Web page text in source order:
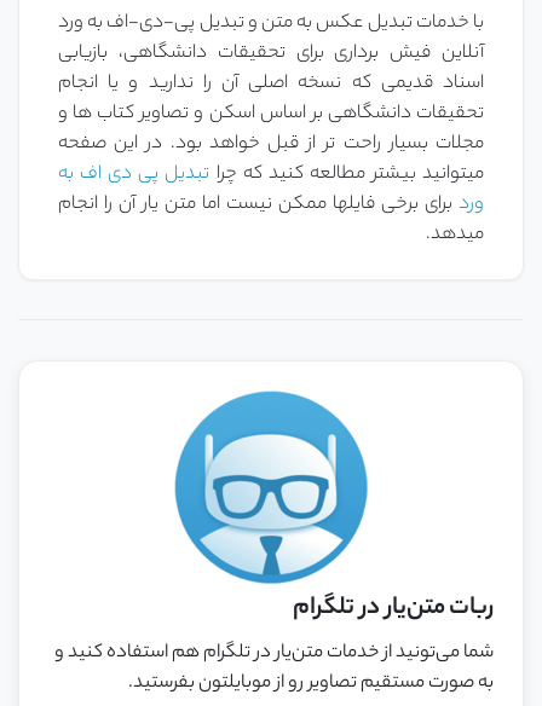
با خدمات تبدیل عکس به متن و تبدیل پی-دی-اف به ورد
آنلاین فیش برداری برای تحقیقات دانشگاهی، بازیابی
اسناد قدیمی که نسخه اصلی آن را ندارید و یا انجام
تحقیقات دانشگاهی بر اساس اسکن و تصاویر کتاب ها و
مجلات بسیار راحت تر از قبل خواهد بود. در این صفحه
میتوانید بیشتر مطالعه کنید که چرا تبدیل پی دی اف به
ورد برای برخی فایلها ممکن نیست اما متن یار آن را انجام
میدهد.
ربات متن‌یار در تلگرام
شما می‌تونید از خدمات متن‌یار در تلگرام هم استفاده کنید و
به صورت مستقیم تصاویر رو از موبایلتون بفرستید.